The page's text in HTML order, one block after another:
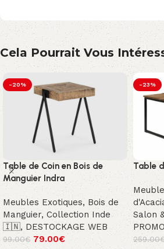
Cela Pourrait Vous
-20%
Table de Coin en Bois de
Manguier Indra
Meubles Exotiques, Bois de
Manguier, Collection Inde
🇮🇳, DESTOCKAGE WEB
99.00€ 79.00€
-23%
Table
Salon
259.00